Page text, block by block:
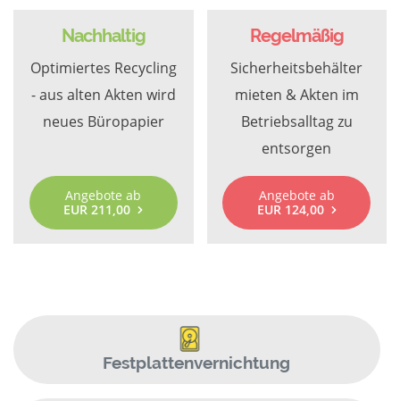
Nachhaltig
Optimiertes Recycling
- aus alten Akten wird
neues Büropapier
Angebote ab
EUR 211,00
Regelmäßig
Sicherheitsbehälter
mieten & Akten im
Betriebsalltag zu
entsorgen
Angebote ab
EUR 124,00
Festplattenvernichtung